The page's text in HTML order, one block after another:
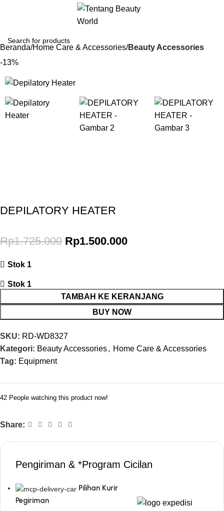
Beranda Home Care & Accessories Beauty Accessories
-13%
DEPILATORY HEATER
Rp1.725.000 Rp1.500.000
Stok 1
Stok 1
TAMBAH KE KERANJANG
BUY NOW
SKU: RD-WD8327
Kategori: Beauty Accessories, Home Care & Accessories
Tag: Equipment
42 People watching this product now!
Share:
Pengiriman & *Program Cicilan
Pilihan Kurir
Pegiriman